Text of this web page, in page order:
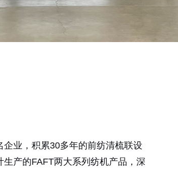
业，积累30多年的前纺清梳联设
产的FAFT两大系列纺机产品，深